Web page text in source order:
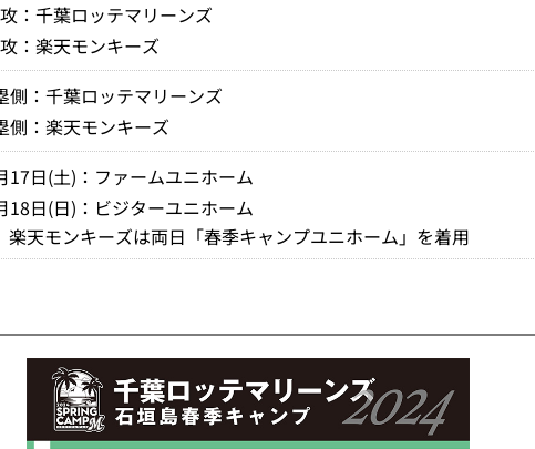
：千葉ロッテマリーンズ
：楽天モンキーズ
側：千葉ロッテマリーンズ
側：楽天モンキーズ
17日(土)：ファームユニホーム
18日(日)：ビジターユニホーム
楽天モンキーズは両日「春季キャンプユニホーム」を着用